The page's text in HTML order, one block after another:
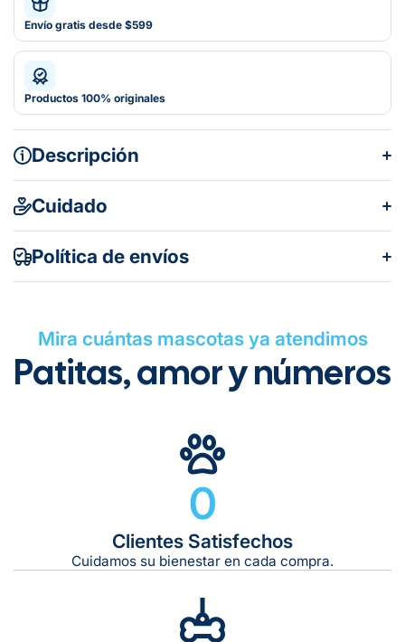
Envío gratis desde $599
Productos 100% originales
Descripción
Cuidado
Política de envíos
Gratuito en todos los pedidos
Tiempo de entrega estimado: 5 a 7 días hábiles
Gratis en compras de $599 o más
Mira cuántas mascotas ya atendimos
Patitas, amor y números
0
Clientes Satisfechos
Cuidamos su bienestar en cada compra.